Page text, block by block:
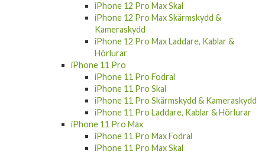
iPhone 12 Pro Max Skal
iPhone 12 Pro Max Skärmskydd &
Kameraskydd
iPhone 12 Pro Max Laddare, Kablar &
Hörlurar
iPhone 11 Pro
iPhone 11 Pro Fodral
iPhone 11 Pro Skal
iPhone 11 Pro Skärmskydd & Kameraskydd
iPhone 11 Pro Laddare, Kablar & Hörlurar
iPhone 11 Pro Max
iPhone 11 Pro Max Fodral
iPhone 11 Pro Max Skal